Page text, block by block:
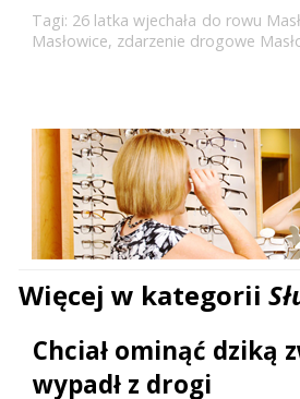
Tagi: 26 latka wjechała do rowu
Masłowice, zdarzenie drogowe
Więcej w kategorii
Chciał ominąć dziką
wypadł z drogi